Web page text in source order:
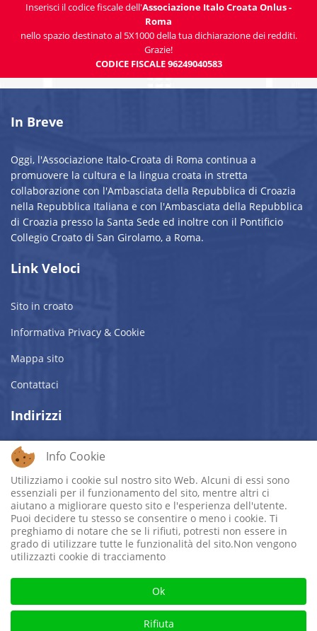
Inserisci il codice fiscale dell'Associazione Italo Croata Onlus -
Roma
nello spazio destinato al 5X1000 della tua dichiarazione dei redditi.
Grazie!
CODICE FISCALE 96249040583
In Breve
Oggi, l'Associazione Italo-Croata di Roma continua a
promuovere la cultura e la lingua croata in stretta
collaborazione con l'Ambasciata della Repubblica di Croazia
nella Repubblica Italiana e con l'Ambasciata della Repubblica
di Croazia presso la Santa Sede ed inoltre con il Pontificio
Collegio Croato di San Girolamo, a Roma.
Link Veloci
Sito in croato
Informativa Privacy & Cookie
Mappa sito
Contattaci
Indirizzi
ASSOCIAZIONE ITALO-CROATA onlus -ROMA
SEDE LEGALE:
SEDE OPERATIVA:Sala San Girolamo - Piazza Augusto
Imperatore, 3 - 00186 Roma
Mobile:Cell. +39 320 4877909
Email:info@aicro.org
© 2026 Assocazione Italo-Croata - Roma. Cod. Fiscale:
Info Cookie
Utilizziamo i cookie sul nostro sito Web. Alcuni di essi sono
essenziali per il funzionamento del sito, mentre altri ci
aiutano a migliorare questo sito e l'esperienza dell'utente.
Puoi decidere tu stesso se consentire o meno i cookie. Ti
preghiamo di notare che se li rifiuti, potresti non essere in
grado di utilizzare tutte le funzionalità del sito.Non vengono
utilizzazti cookie di tracciamento
Ok
Rifiuta